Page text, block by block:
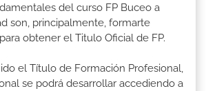
del curso FP Buceo a
son, principalmente, formarte
obtener el Titulo Oficial de FP.
el Título de Formación Profesional,
se podrá desarrollar accediendo a